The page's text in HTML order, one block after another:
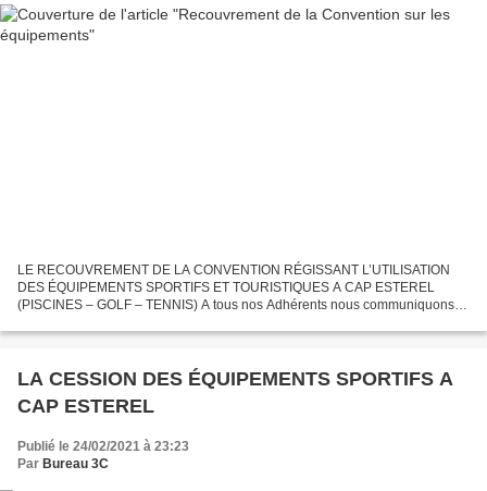
LE RECOUVREMENT DE LA CONVENTION RÉGISSANT L’UTILISATION
DES ÉQUIPEMENTS SPORTIFS ET TOURISTIQUES A CAP ESTEREL
(PISCINES – GOLF – TENNIS) A tous nos Adhérents nous communiquons le
LA CESSION DES ÉQUIPEMENTS SPORTIFS A
CAP ESTEREL
Publié le 24/02/2021 à 23:23
Par Bureau 3C